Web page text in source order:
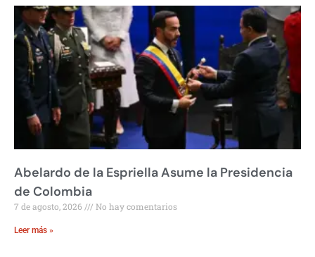
Abelardo de la Espriella Asume la Presidencia
de Colombia
7 de agosto, 2026 No hay comentarios
Leer más »